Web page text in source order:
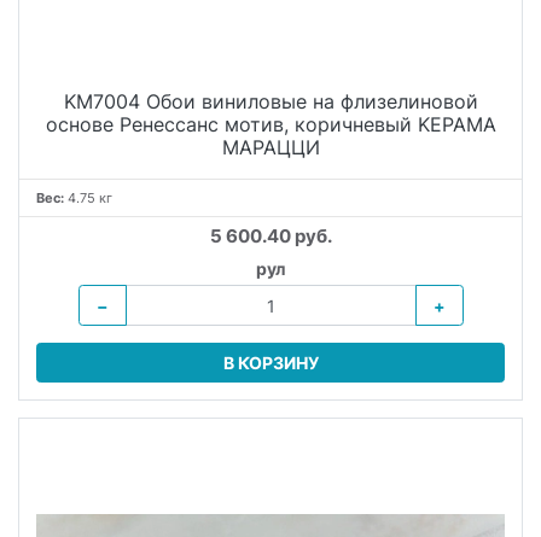
KM7004 Обои виниловые на флизелиновой
основе Ренессанс мотив, коричневый KЕРАМА
МАРАЦЦИ
Вес: 4.75 кг
5 600.40 руб.
рул
−
+
В КОРЗИНУ